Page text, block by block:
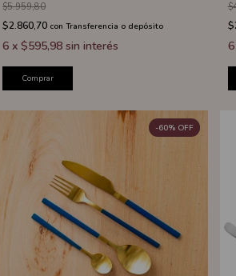
$5.959,80
$2.860,70 con Transferencia o depósito
6 x$595,98 sin interés
Comprar
6
-60% OFF